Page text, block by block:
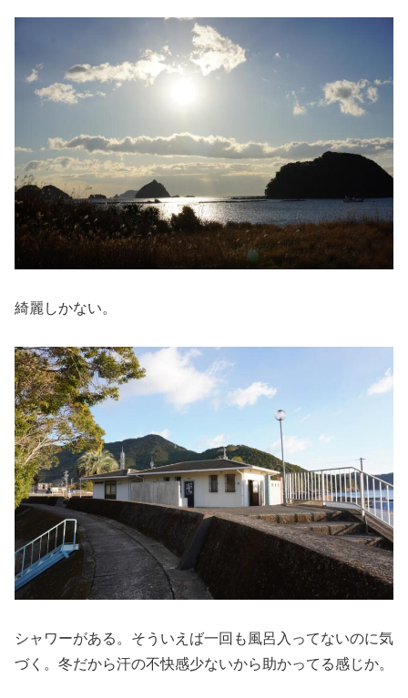
綺麗しかない。
シャワーがある。そういえば一回も風呂入ってないのに気
づく。冬だから汗の不快感少ないから助かってる感じか。